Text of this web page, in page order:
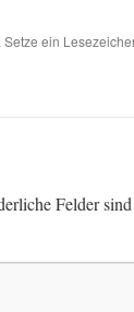
Setze ein
Felder